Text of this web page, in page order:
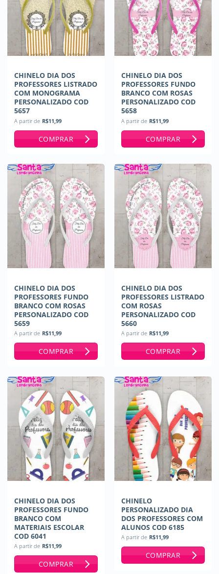
CHINELO DIA DOS
PROFESSORES LISTRADO
COM MONOGRAMA
PERSONALIZADO COD
5657
A partir de R$11,99
COMPRAR
CHINELO DIA DOS
PROFESSORES FUNDO
BRANCO COM ROSAS
PERSONALIZADO COD
5658
A partir de R$11,99
COMPRAR
CHINELO DIA DOS
PROFESSORES FUNDO
BRANCO COM ROSAS
PERSONALIZADO COD
5659
A partir de R$11,99
COMPRAR
CHINELO DIA DOS
PROFESSORES LISTRADO
COM ROSAS
PERSONALIZADO COD
5660
A partir de R$11,99
COMPRAR
CHINELO DIA DOS
PROFESSORES FUNDO
BRANCO COM
MATERIAIS ESCOLAR
COD 6041
A partir de R$11,99
COMPRAR
CHINELO
PERSONALIZADO DIA
DOS PROFESSORES COM
ALUNOS COD 6185
A partir de R$11,99
COMPRAR